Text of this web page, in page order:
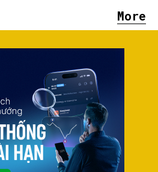
More